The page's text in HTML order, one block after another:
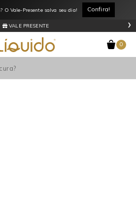
O Vale-Presente salva seu dia! Confira!
VALE PRESENTE ›
0